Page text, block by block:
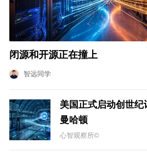
闭源和开源正在撞上
智远同学
美国正式启动创世
曼哈顿
心智观察所©